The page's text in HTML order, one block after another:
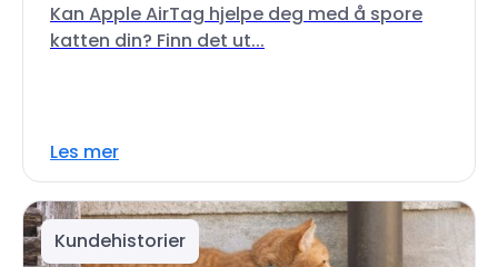
Kan Apple AirTag hjelpe deg med å spore
katten din? Finn det ut...
Les mer
Kundehistorier